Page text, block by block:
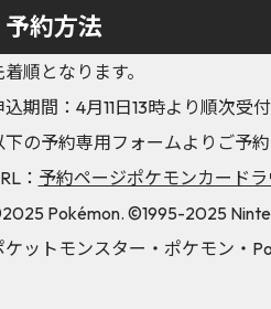
予約方法
着順となります。
込期間：4月11日13時より順次受
下の予約専用フォームよりご予約
： 予約ページポケモンカード
Pokémon. ©1995-2025
ケットモンスター・ポケモン・